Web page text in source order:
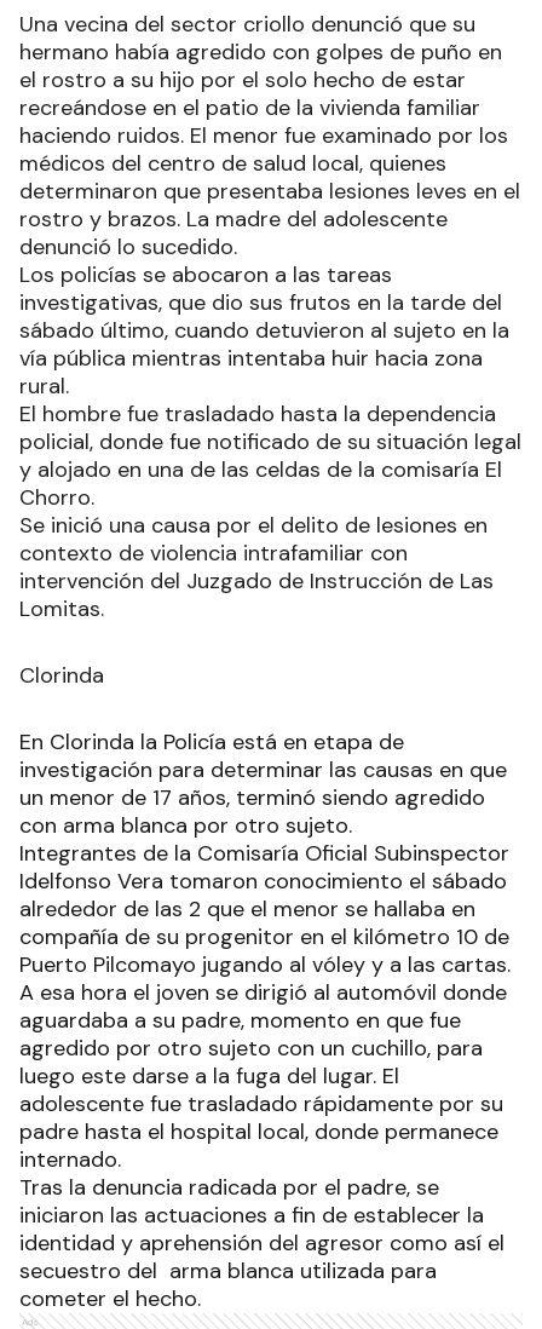
Una vecina del sector criollo denunció que su
hermano había agredido con golpes de puño en
el rostro a su hijo por el solo hecho de estar
recreándose en el patio de la vivienda familiar
haciendo ruidos. El menor fue examinado por los
médicos del centro de salud local, quienes
determinaron que presentaba lesiones leves en el
rostro y brazos. La madre del adolescente
denunció lo sucedido.
Los policías se abocaron a las tareas
investigativas, que dio sus frutos en la tarde del
sábado último, cuando detuvieron al sujeto en la
vía pública mientras intentaba huir hacia zona
rural.
El hombre fue trasladado hasta la dependencia
policial, donde fue notificado de su situación legal
y alojado en una de las celdas de la comisaría El
Chorro.
Se inició una causa por el delito de lesiones en
contexto de violencia intrafamiliar con
intervención del Juzgado de Instrucción de Las
Lomitas.
Clorinda
En Clorinda la Policía está en etapa de
investigación para determinar las causas en que
un menor de 17 años, terminó siendo agredido
con arma blanca por otro sujeto.
Integrantes de la Comisaría Oficial Subinspector
Idelfonso Vera tomaron conocimiento el sábado
alrededor de las 2 que el menor se hallaba en
compañía de su progenitor en el kilómetro 10 de
Puerto Pilcomayo jugando al vóley y a las cartas.
A esa hora el joven se dirigió al automóvil donde
aguardaba a su padre, momento en que fue
agredido por otro sujeto con un cuchillo, para
luego este darse a la fuga del lugar. El
adolescente fue trasladado rápidamente por su
padre hasta el hospital local, donde permanece
internado.
Tras la denuncia radicada por el padre, se
iniciaron las actuaciones a fin de establecer la
identidad y aprehensión del agresor como así el
secuestro del arma blanca utilizada para
cometer el hecho.
Ads